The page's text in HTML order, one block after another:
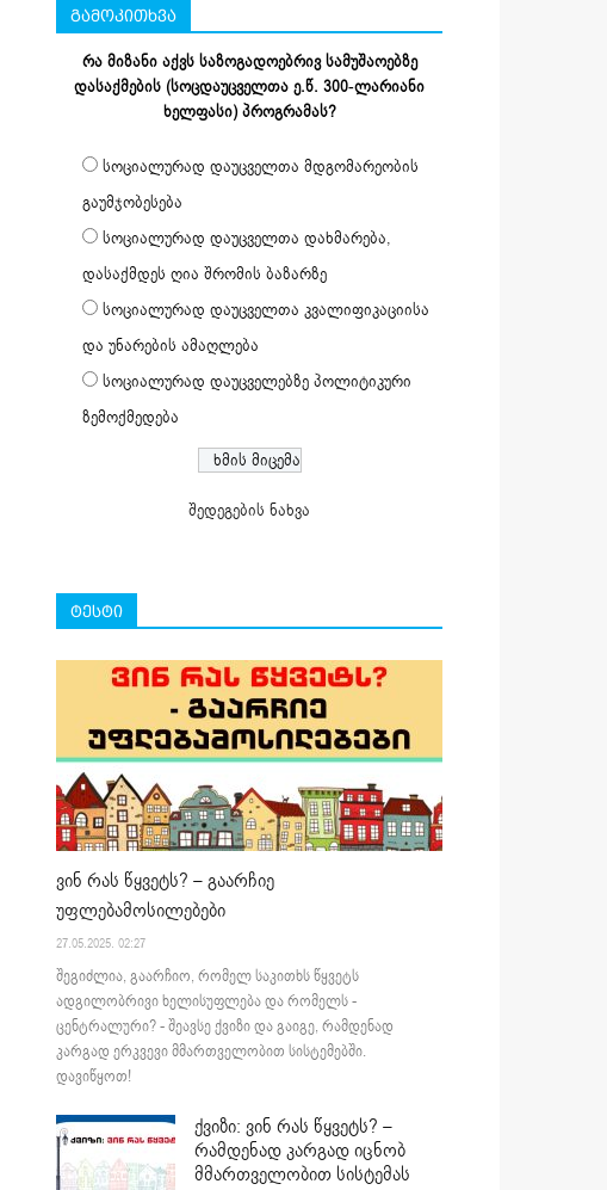
გამოკითხვა
რა მიზანი აქვს საზოგადოებრივ სამუშაოებზე
დასაქმების (სოცდაუცველთა ე.წ. 300-ლარიანი
ხელფასი) პროგრამას?
სოციალურად დაუცველთა მდგომარეობის
გაუმჯობესება
სოციალურად დაუცველთა დახმარება,
დასაქმდეს ღია შრომის ბაზარზე
სოციალურად დაუცველთა კვალიფიკაციისა
და უნარების ამაღლება
სოციალურად დაუცველებზე პოლიტიკური
ზემოქმედება
შედეგების ნახვა
ტესტი
ვინ რას წყვეტს? – გაარჩიე
უფლებამოსილებები
27.05.2025. 02:27
შეგიძლია, გაარჩიო, რომელ საკითხს წყვეტს
ადგილობრივი ხელისუფლება და რომელს -
ცენტრალური? - შეავსე ქვიზი და გაიგე, რამდენად
კარგად ერკვევი მმართველობით სისტემებში.
დავიწყოთ!
ქვიზი: ვინ რას წყვეტს? –
რამდენად კარგად იცნობ
მმართველობით სისტემას